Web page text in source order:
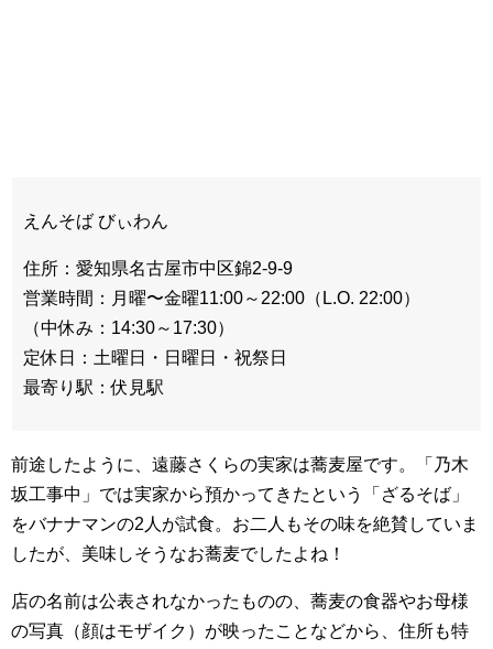
えんそば びぃわん
住所：愛知県名古屋市中区錦2-9-9
営業時間：月曜〜金曜11:00～22:00（L.O. 22:00）
（中休み：14:30～17:30）
定休日：土曜日・日曜日・祝祭日
最寄り駅：伏見駅
前途したように、遠藤さくらの実家は蕎麦屋です。「乃木
坂工事中」では実家から預かってきたという「ざるそば」
をバナナマンの2人が試食。お二人もその味を絶賛していま
したが、美味しそうなお蕎麦でしたよね！
店の名前は公表されなかったものの、蕎麦の食器やお母様
の写真（顔はモザイク）が映ったことなどから、住所も特